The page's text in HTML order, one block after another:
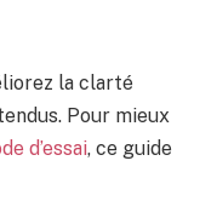
la clarté
Pour mieux
d’essai, ce guide